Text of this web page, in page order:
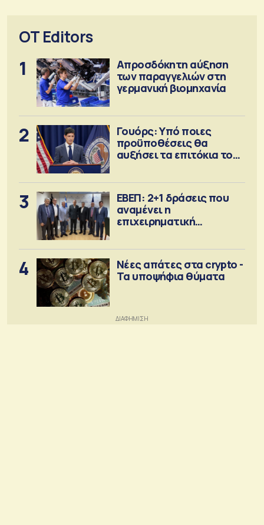
OT Editors
1
Απροσδόκητη αύξηση
των παραγγελιών στη
γερμανική βιομηχανία
2
Γουόρς: Υπό ποιες
προϋποθέσεις θα
αυξήσει τα επιτόκια τον
3
ΕΒΕΠ: 2+1 δράσεις που
αναμένει η
επιχειρηματική
4
Νέες απάτες στα crypto -
Τα υποψήφια θύματα